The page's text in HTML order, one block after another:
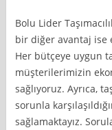
Bolu Lider
bir diğer avantaj ise
Her bütçeye uygun
müşterilerimizin
sağlıyoruz. Ayrıca,
sorunla
sağlamaktayız.